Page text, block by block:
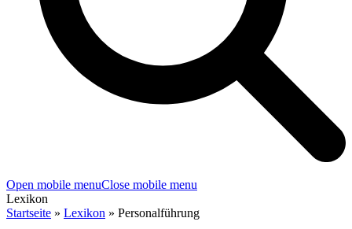
Open mobile menuClose mobile menu
Lexikon
Startseite » Lexikon » Personalführung